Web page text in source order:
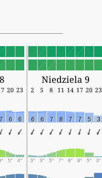
Niedziela 9
20 23 2 5 8 11 14 17 20 23
7 6 6 6 6 7 8 7 7 5 3
5° 4° 3° 3° 5° 7° 8° 8° 5° 3°